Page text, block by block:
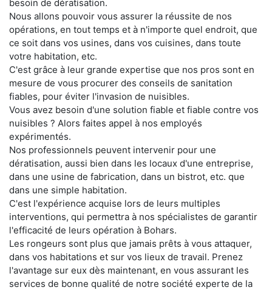
besoin de dératisation.
Nous allons pouvoir vous assurer la réussite de nos
opérations, en tout temps et à n'importe quel endroit, que
ce soit dans vos usines, dans vos cuisines, dans toute
votre habitation, etc.
C'est grâce à leur grande expertise que nos pros sont en
mesure de vous procurer des conseils de sanitation
fiables, pour éviter l'invasion de nuisibles.
Vous avez besoin d'une solution fiable et fiable contre vos
nuisibles ? Alors faites appel à nos employés
expérimentés.
Nos professionnels peuvent intervenir pour une
dératisation, aussi bien dans les locaux d'une entreprise,
dans une usine de fabrication, dans un bistrot, etc. que
dans une simple habitation.
C'est l'expérience acquise lors de leurs multiples
interventions, qui permettra à nos spécialistes de garantir
l'efficacité de leurs opération à Bohars.
Les rongeurs sont plus que jamais prêts à vous attaquer,
dans vos habitations et sur vos lieux de travail. Prenez
l'avantage sur eux dès maintenant, en vous assurant les
services de bonne qualité de notre société experte de la